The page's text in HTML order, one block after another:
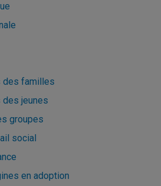
des familles
des jeunes
groupes
social
en adoption